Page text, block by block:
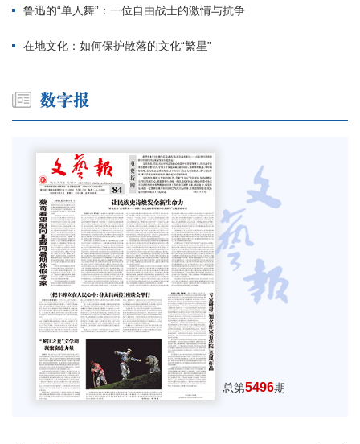
鲁迅的“单人舞”：一位自由战士的激情与抗争
在地文化：如何保护散落的文化“繁星”
总第5496期